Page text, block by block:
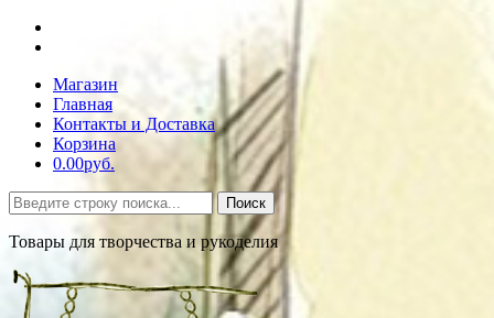
Магазин
Главная
Контакты и Доставка
Корзина
0.00руб.
Поиск
Товары для творчества и рукоделия